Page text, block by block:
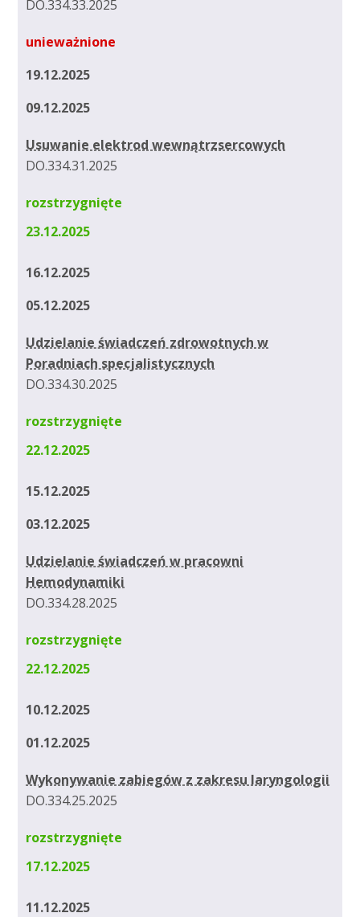
DO.334.33.2025
unieważnione
19.12.2025
09.12.2025
Usuwanie elektrod wewnątrzsercowych
DO.334.31.2025
rozstrzygnięte
23.12.2025
16.12.2025
05.12.2025
Udzielanie świadczeń zdrowotnych w
Poradniach specjalistycznych
DO.334.30.2025
rozstrzygnięte
22.12.2025
15.12.2025
03.12.2025
Udzielanie świadczeń w pracowni
Hemodynamiki
DO.334.28.2025
rozstrzygnięte
22.12.2025
10.12.2025
01.12.2025
Wykonywanie zabiegów z zakresu laryngologii
DO.334.25.2025
rozstrzygnięte
17.12.2025
11.12.2025